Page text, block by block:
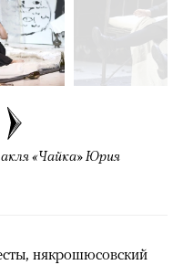
«Чайка» Юрия
някрошюсовский